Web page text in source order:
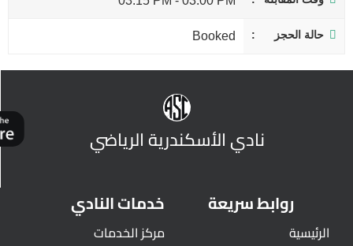
حالة الحجز Booked
نادي الأسكندرية الرياضي
روابط سريعة
الرئيسية
خدمات النادي
مركز الخدمات